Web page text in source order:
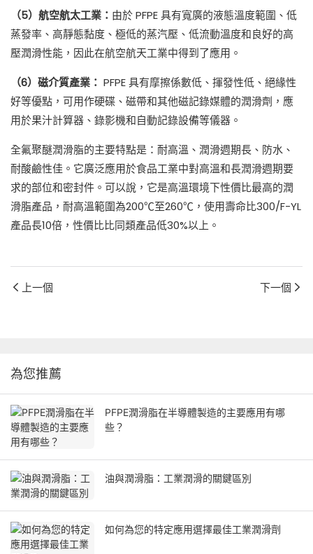
（5）航空航太工業： 由於 PFPE 具有寬廣的液態溫度範圍、低
蒸發率、高靜態黏度、極低的蒸汽壓、低流動溫度和良好的高
壓潤滑性能，因此在航空航天工業中得到了應用。
（6）磁介質產業： PFPE 具有摩擦係數低、揮發性低、絕緣性
好等優點，可用作硬碟、磁帶和其他磁記錄媒體的潤滑劑，應
用於果汁計算器、錄影機和自動記錄設備等儀器。
全氟聚醚潤滑脂的主要特點是：耐高溫、潤滑週期長、防水、
耐酸鹼性佳。它廣泛應用於食品工業中對高溫和長潤滑週期要
求的部位和密封件。可以說，它是高溫環境下性價比最高的潤
滑脂產品，耐高溫範圍為200℃至260℃，使用壽命比300/F-YL
產品長10倍，性價比比同類產品低30%以上。
上一個 下一個
為您推薦
PFPE潤滑脂在半導體製造的主要應用有哪
些？
油與潤滑脂：工業潤滑的關鍵區別
如何為您的特定應用選擇最佳工業潤滑劑